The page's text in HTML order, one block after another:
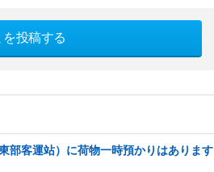
を投稿する
部客運站）に荷物一時預かりはあります